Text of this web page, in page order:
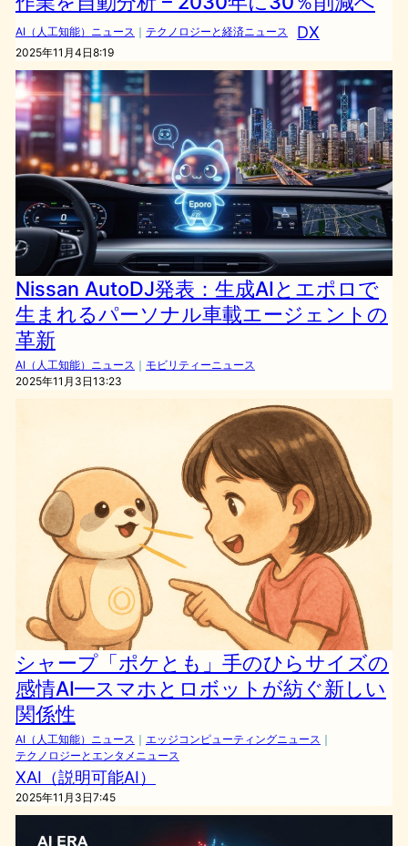
AI（人工知能）ニュース ｜ テクノロジーと経済ニュース DX
2025年11月4日8:19
Nissan AutoDJ発表：生成AIとエポロで
生まれるパーソナル車載エージェントの
革新
AI（人工知能）ニュース ｜ モビリティーニュース
2025年11月3日13:23
シャープ「ポケとも」手のひらサイズの
感情AI—スマホとロボットが紡ぐ新しい
関係性
AI（人工知能）ニュース ｜ エッジコンピューティングニュース ｜
テクノロジーとエンタメニュース
XAI（説明可能AI）
2025年11月3日7:45